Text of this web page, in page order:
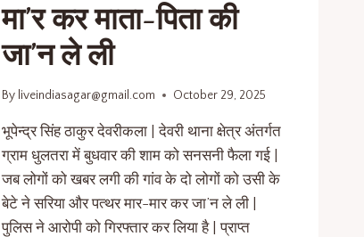
मा’र कर माता-पिता की
जा’न ले ली
By liveindiasagar@gmail.com October 29, 2025
भूपेन्द्र सिंह ठाकुर देवरीकला | देवरी थाना क्षेत्र अंतर्गत
ग्राम धुलतरा में बुधवार की शाम को सनसनी फैला गई |
जब लोगों को खबर लगी की गांव के दो लोगों को उसी के
बेटे ने सरिया और पत्थर मार-मार कर जा’न ले ली |
पुलिस ने आरोपी को गिरफ्तार कर लिया है | प्राप्त